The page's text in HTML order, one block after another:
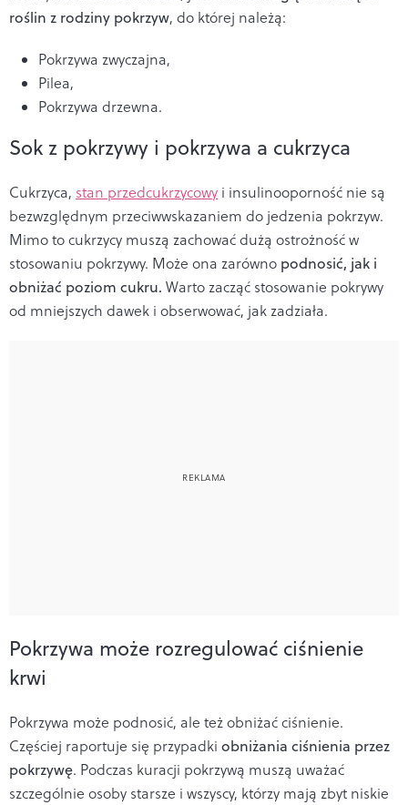
roślin z rodziny pokrzyw, do której należą:
Pokrzywa zwyczajna,
Pilea,
Pokrzywa drzewna.
Sok z pokrzywy i pokrzywa a cukrzyca
Cukrzyca, stan przedcukrzycowy i insulinooporność nie są
bezwzględnym przeciwwskazaniem do jedzenia pokrzyw.
Mimo to cukrzycy muszą zachować dużą ostrożność w
stosowaniu pokrzywy. Może ona zarówno podnosić, jak i
obniżać poziom cukru. Warto zacząć stosowanie pokrywy
od mniejszych dawek i obserwować, jak zadziała.
Pokrzywa może rozregulować ciśnienie
krwi
Pokrzywa może podnosić, ale też obniżać ciśnienie.
Częściej raportuje się przypadki obniżania ciśnienia przez
pokrzywę. Podczas kuracji pokrzywą muszą uważać
szczególnie osoby starsze i wszyscy, którzy mają zbyt niskie